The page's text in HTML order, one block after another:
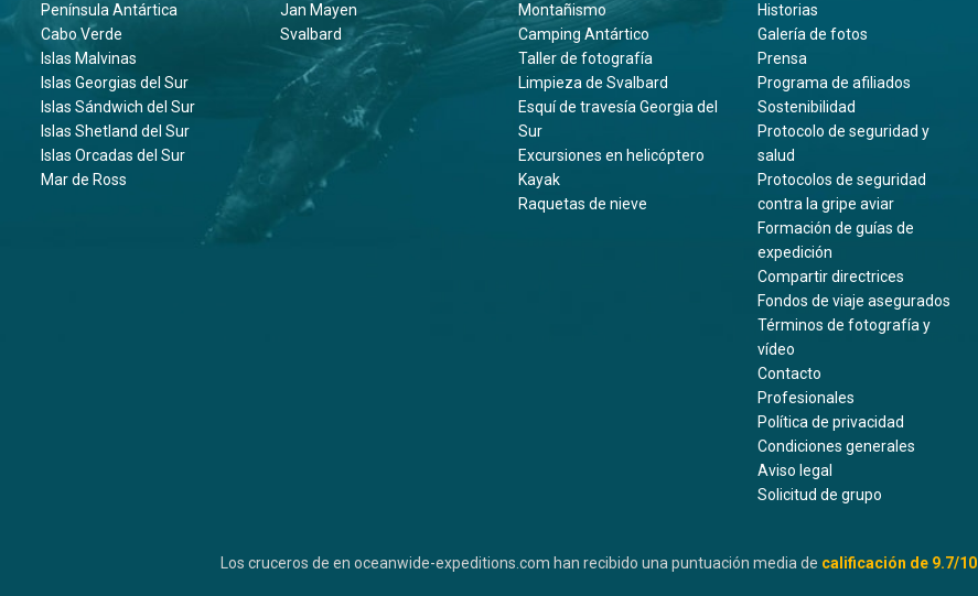
Península Antártica
Cabo Verde
Islas Malvinas
Islas Georgias del Sur
Islas Sándwich del Sur
Islas Shetland del Sur
Islas Orcadas del Sur
Mar de Ross
Jan Mayen
Svalbard
Montañismo
Camping Antártico
Taller de fotografía
Limpieza de Svalbard
Esquí de travesía Georgia del
Sur
Excursiones en helicóptero
Kayak
Raquetas de nieve
Historias
Galería de fotos
Prensa
Programa de afiliados
Sostenibilidad
Protocolo de seguridad y
salud
Protocolos de seguridad
contra la gripe aviar
Formación de guías de
expedición
Compartir directrices
Fondos de viaje asegurados
Términos de fotografía y
vídeo
Contacto
Profesionales
Política de privacidad
Condiciones generales
Aviso legal
Solicitud de grupo
Los cruceros de en oceanwide-expeditions.com han recibido una puntuación media de calificación de 9.7/10